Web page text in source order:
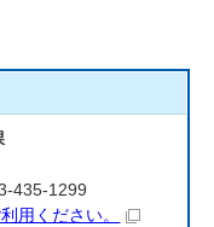
435-1299
用ください。